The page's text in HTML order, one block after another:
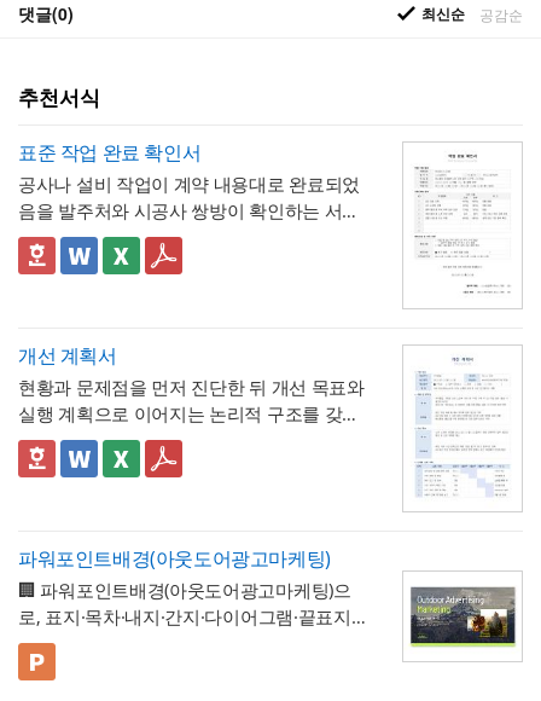
댓글(0) 최신순 공감순
추천서식
표준 작업 완료 확인서
공사나 설비 작업이 계약 내용대로 완료되었
음을 발주처와 시공사 쌍방이 확인하는 서식
입니다. 작업항목별로 계획 수량과 완료 수량
을 나란히 대조하고, 하자 여부와 하자보증기
증할 수 있는 것이 특징입니다.
✅ 계획 대비 완료 수량 검증 및 하자 확인 관
다면 반드시 비고란에 그 사유(예 : 설계 변경,
현장 여건상 수량 조정 등)를 구체적으로 기재
해야 하며, 임의로 수량을 맞춰 기재하는 일이
없도록 해야 합니다. 하자여부를 "하자 없
음"으로 확인하는 경우에도 하자보증기간 내
에 새로운 하자가 발견될 수 있으므로, 이 확
두 명확히 인지하고 있어야 합니다.
💡 작성 팁
작업 완료 확인서는계획과 완료의 정확한 대
조가 가장 중요 하므로, 현장 실사를 통해 실제
완료된 개소·수량을 정확히 확인한 뒤 계획 수
고란에 그 사유를 구체적으로 남겨, 나중에 왜
수량 차이가 발생했는지 근거를 확인할 수 있
도록 하는 것이 중요합니다. 특이사항란에는
배선 등)과 그에 대한 처리 결과를 함께 기록
개선 계획서
현황과 문제점을 먼저 진단한 뒤 개선 목표와
실행 계획으로 이어지는 논리적 구조를 갖춘
업무 개선 보고서입니다. 개선분야를 IT·전산,
업무 프로세스, 안전, 품질 등으로 체크박스
👔 이 서식의 구성 특징
개선 과제를 하나의 표준 양식으로 통일 관리
가능
- 현황 및 문제점 섹션을 현황과 문제점으로
나누어 구성해, 단순 현상 나열이 아니라
개선이 필요한지 논리적 인과관계를 명확히
제시
- 개선 목표와 기대효과를 구분해, 무엇을 이
룰 것인지(목표)와 그 결과 무엇이 좋아지는지
(효과)를 별도로 서술함으로써 보고받는 결재
권자가
- 단계별 실행 계획표에 담당자와 주차별 일정
(0월0주~0월0주)을 매트릭스 형태로 배치해,
파워포인트배경(아웃도어광고마케팅)
🏢 파워포인트배경(아웃도어광고마케팅)으
로, 표지·목차·내지·간지·다이어그램·끝표지로
구성된 비즈니스 프레젠테이션 템플릿입니
다. 블랙 배경과 강렬한 라임그린 포인트 컬러
💡 사용 꿀팁